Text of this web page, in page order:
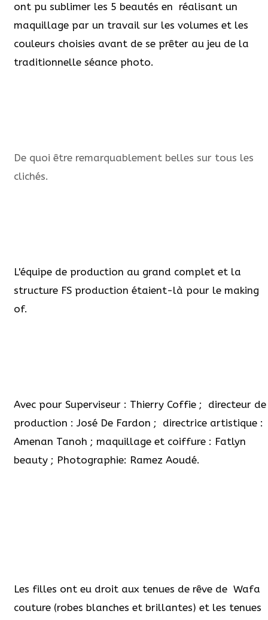
ont pu sublimer les 5 beautés en réalisant un
maquillage par un travail sur les volumes et les
couleurs choisies avant de se prêter au jeu de la
traditionnelle séance photo.
De quoi être remarquablement belles sur tous les
clichés.
L'équipe de production au grand complet et la
structure FS production étaient-là pour le making
of.
Avec pour Superviseur : Thierry Coffie ; directeur de
production : José De Fardon ; directrice artistique :
Amenan Tanoh ; maquillage et coiffure : Fatlyn
beauty ; Photographie: Ramez Aoudé.
Les filles ont eu droit aux tenues de rêve de Wafa
couture (robes blanches et brillantes) et les tenues